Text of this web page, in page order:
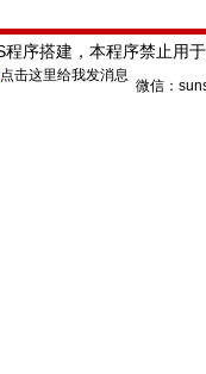
序搭建，本程序禁止用
微信：